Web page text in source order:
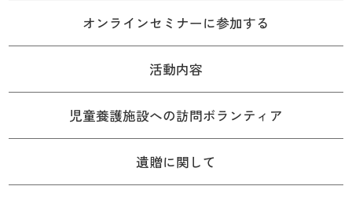
オンラインセミナーに参加する
活動内容
児童養護施設への訪問ボランティア
遺贈に関して